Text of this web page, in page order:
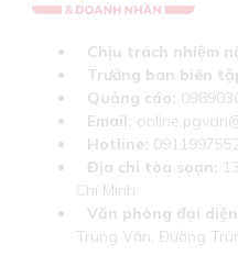
Chịu trách nhiệm
Trưởng ban biên
Quảng cáo:
Email:
Hotline:
Địa chỉ tòa soạn:
Chí Minh
Văn phòng đại
Trung Văn, Đường